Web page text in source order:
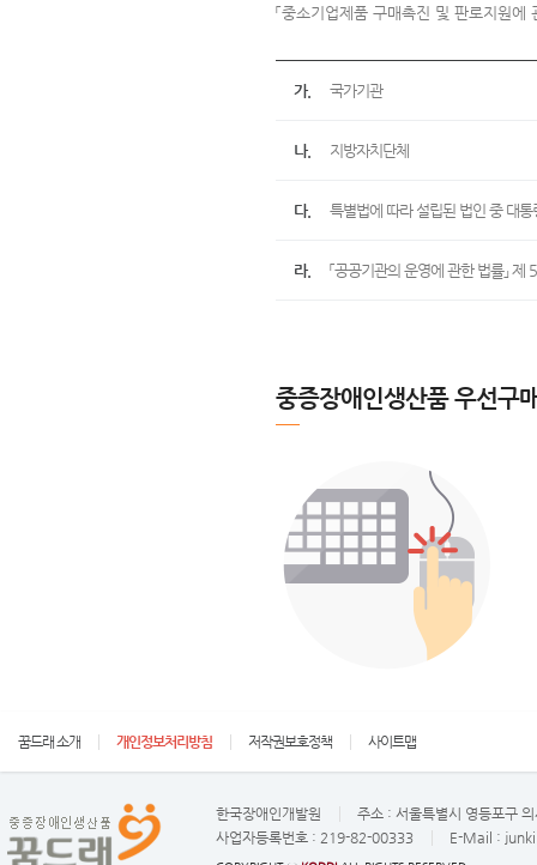
「중소기업제품 구매촉진 및 판로지원
가. 국가기관
나. 지방자치단체
다. 특별법에 따라 설립된 법인 중 대
라. 「공공기관의 운영에 관한 법률」
중증장애인생산품 우선구
꿈드래 소개 개인정보처리방침 저작권보호정책 사이트맵
한국장애인개발원 주소 : 서울특별시 영등포구
사업자등록번호 : 219-82-00333 E-Mail :